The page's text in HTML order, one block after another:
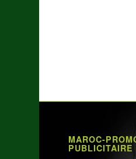
MAROC-
PUBLICITAIRE